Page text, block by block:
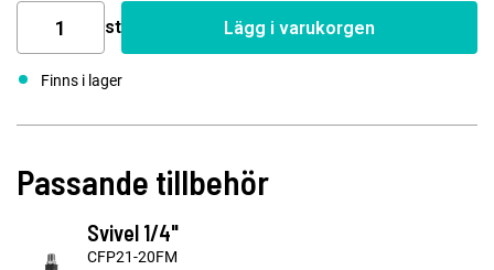
st Lägg i varukorgen
Finns i lager
Passande tillbehör
Svivel 1/4"
CFP21-20FM